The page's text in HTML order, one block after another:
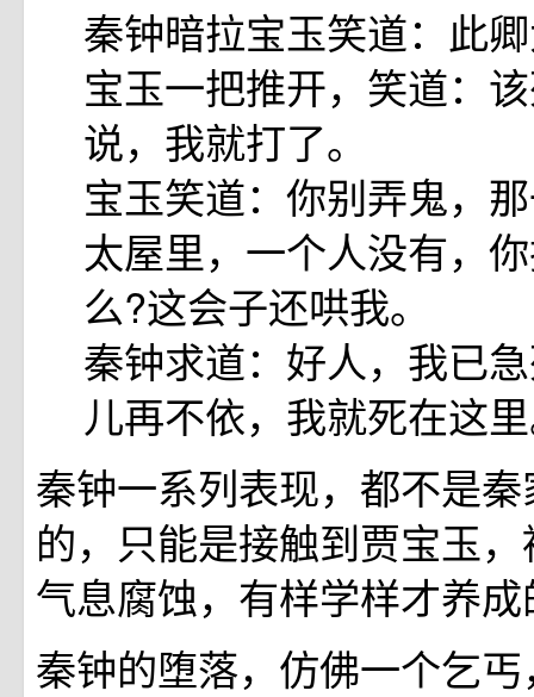
秦钟暗拉宝玉笑道：此
宝玉一把推开，笑道：
说，我就打了。
宝玉笑道：你别弄鬼，
太屋里，一个人没有，
么?这会子还哄我。
秦钟求道：好人，我已
儿再不依，我就死在这
秦钟一系列表现，都不是
的，只能是接触到贾宝玉
气息腐蚀，有样学样才养
秦钟的堕落，仿佛一个乞